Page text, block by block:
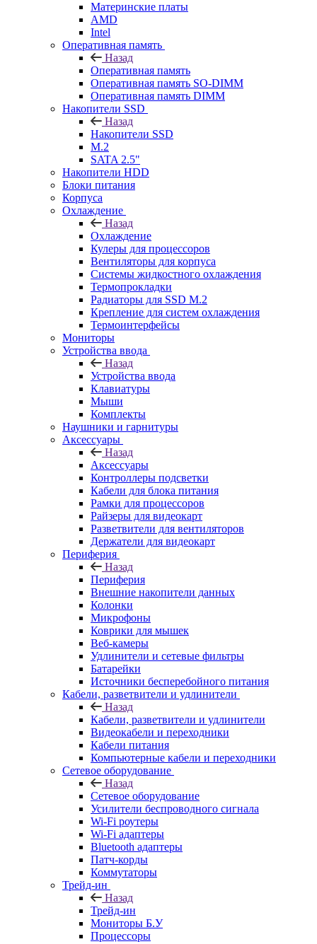
Материнские платы
AMD
Intel
Оперативная память
Назад
Оперативная память
Оперативная память SO-DIMM
Оперативная память DIMM
Накопители SSD
Назад
Накопители SSD
M.2
SATA 2.5"
Накопители HDD
Блоки питания
Корпуса
Охлаждение
Назад
Охлаждение
Кулеры для процессоров
Вентиляторы для корпуса
Системы жидкостного охлаждения
Термопрокладки
Радиаторы для SSD M.2
Крепление для систем охлаждения
Термоинтерфейсы
Мониторы
Устройства ввода
Назад
Устройства ввода
Клавиатуры
Мыши
Комплекты
Наушники и гарнитуры
Аксессуары
Назад
Аксессуары
Контроллеры подсветки
Кабели для блока питания
Рамки для процессоров
Райзеры для видеокарт
Разветвители для вентиляторов
Держатели для видеокарт
Периферия
Назад
Периферия
Внешние накопители данных
Колонки
Микрофоны
Коврики для мышек
Веб-камеры
Удлинители и сетевые фильтры
Батарейки
Источники бесперебойного питания
Кабели, разветвители и удлинители
Назад
Кабели, разветвители и удлинители
Видеокабели и переходники
Кабели питания
Компьютерные кабели и переходники
Сетевое оборудование
Назад
Сетевое оборудование
Усилители беспроводного сигнала
Wi-Fi роутеры
Wi-Fi адаптеры
Bluetooth адаптеры
Патч-корды
Коммутаторы
Трейд-ин
Назад
Трейд-ин
Мониторы Б.У
Процессоры